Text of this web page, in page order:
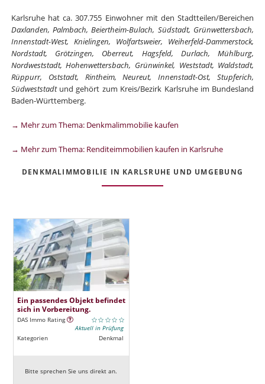
Karlsruhe hat ca. 307.755 Einwohner mit den Stadtteilen/Bereichen
Daxlanden, Palmbach, Beiertheim-Bulach, Südstadt, Grünwettersbach,
Innenstadt-West, Knielingen, Wolfartsweier, Weiherfeld-Dammerstock,
Nordstadt, Grötzingen, Oberreut, Hagsfeld, Durlach, Mühlburg,
Nordweststadt, Hohenwettersbach, Grünwinkel, Weststadt, Waldstadt,
Rüppurr, Oststadt, Rintheim, Neureut, Innenstadt-Ost, Stupferich,
Südweststadtund gehört zum Kreis/Bezirk Karlsruhe im Bundesland
Baden-Württemberg.
→ Mehr zum Thema: Denkmalimmobilie kaufen
→ Mehr zum Thema: Renditeimmobilien kaufen in Karlsruhe
DENKMALIMMOBILIE IN KARLSRUHE UND UMGEBUNG
Ein passendes Objekt befindet
sich in Vorbereitung.
DAS Immo Rating
Aktuell in Prüfung
Kategorien
Denkmal
Bitte sprechen Sie uns direkt an.